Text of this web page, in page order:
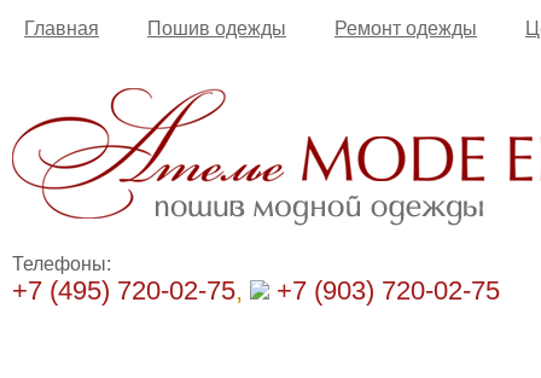
Главная Пошив одежды Ремонт одежды
Телефоны:
+7 (495) 720-02-75, +7 (903) 720-02-75